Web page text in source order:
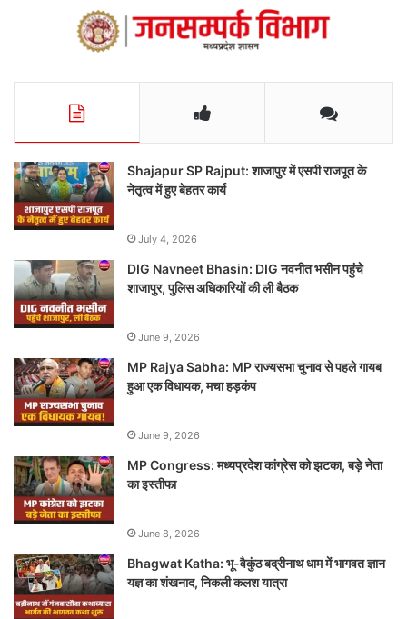
Shajapur SP Rajput: शाजापुर में एसपी राजपूत के
नेतृत्व में हुए बेहतर कार्य
July 4, 2026
DIG Navneet Bhasin: DIG नवनीत भसीन पहुंचे
शाजापुर, पुलिस अधिकारियों की ली बैठक
June 9, 2026
MP Rajya Sabha: MP राज्यसभा चुनाव से पहले गायब
हुआ एक विधायक, मचा हड़कंप
June 9, 2026
MP Congress: मध्यप्रदेश कांग्रेस को झटका, बड़े नेता
का इस्तीफा
June 8, 2026
Bhagwat Katha: भू-वैकुंठ बद्रीनाथ धाम में भागवत ज्ञान
यज्ञ का शंखनाद, निकली कलश यात्रा